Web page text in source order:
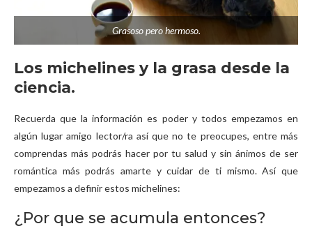
Grasoso pero hermoso.
Los michelines y la grasa desde la
ciencia.
Recuerda que la información es poder y todos empezamos en
algún lugar amigo lector/ra así que no te preocupes, entre más
comprendas más podrás hacer por tu salud y sin ánimos de ser
romántica más podrás amarte y cuidar de ti mismo. Así que
empezamos a definir estos michelines:
¿Por que se acumula entonces?